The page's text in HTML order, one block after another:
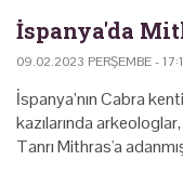
İspanya'da
09.02.2023 PERŞEMBE -
İspanya’nın Cabra
kazılarında
Tanrı Mithras'a